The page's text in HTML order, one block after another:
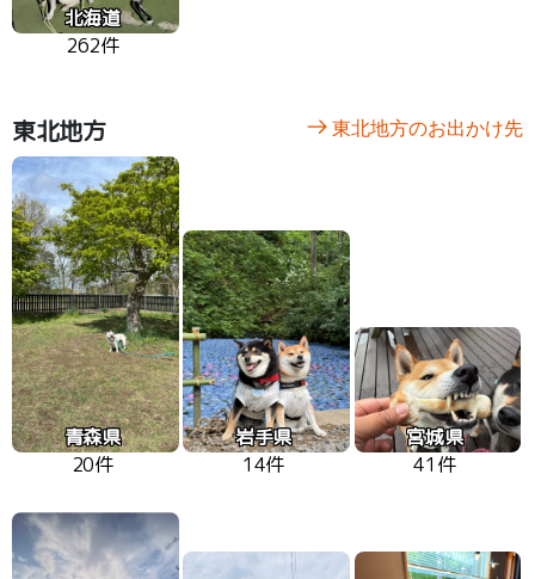
北海道
262件
東北地方 東北地方のお出かけ先
青森県
20件
岩手県
14件
宮城県
41件